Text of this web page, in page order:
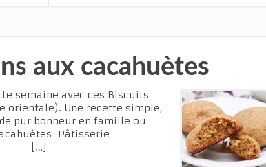
aux cacahuètes
semaine avec ces Biscuits
orientale). Une recette simple,
pur bonheur en famille ou
Pâtisserie
8 […]